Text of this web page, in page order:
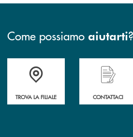
Come possiamo aiutarti?
Accedi all' elenco completo&nbsp;
TROVA LA FILIALE
Hai bisogno di
CONTATTACI